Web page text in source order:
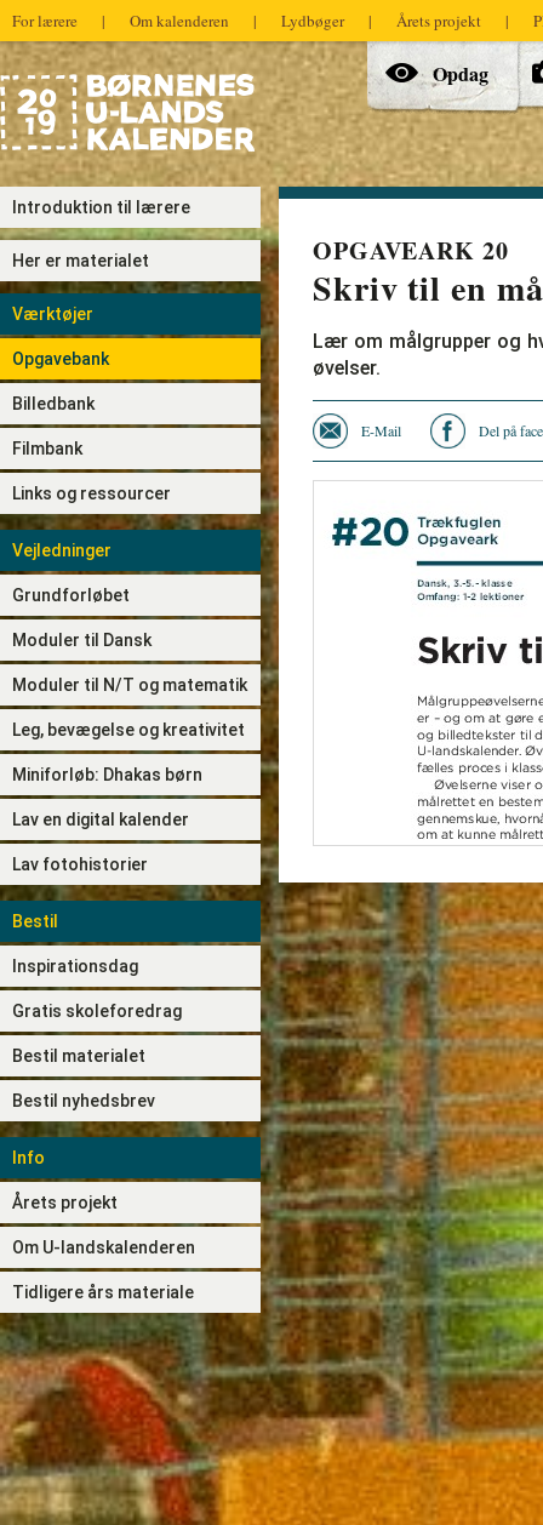
For lærere | Om kalenderen | Lydbøger | Årets projekt |
Hovedmenu Opdag
Introduktion til lærere
Her er materialet
Værktøjer
Opgavebank
Billedbank
Filmbank
Links og ressourcer
Vejledninger
Grundforløbet
Moduler til Dansk
Moduler til N/T og matematik
Leg, bevægelse og kreativitet
Miniforløb: Dhakas børn
Lav en digital kalender
Lav fotohistorier
Bestil
Inspirationsdag
Gratis skoleforedrag
Bestil materialet
Bestil nyhedsbrev
Info
Årets projekt
Om U-landskalenderen
Tidligere års materiale
OPGAVEARK 20
Skriv til en
Lær om målgrupper og
øvelser.
E-Mail Del på